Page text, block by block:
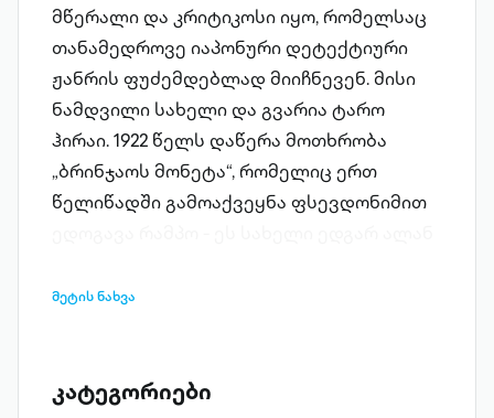
მწერალი და კრიტიკოსი იყო, რომელსაც
თანამედროვე იაპონური დეტექტიური
ჟანრის ფუძემდებლად მიიჩნევენ. მისი
ნამდვილი სახელი და გვარია ტარო
ჰირაი. 1922 წელს დაწერა მოთხრობა
„ბრინჯაოს მონეტა“, რომელიც ერთ
წელიწადში გამოაქვეყნა ფსევდონიმით
სწორედ ამ პერიოდიდან იღებს სათავეს
მოყვარულთა კლუბიც დააარსა, რომლის
მეტის ნახვა
კატეგორიები